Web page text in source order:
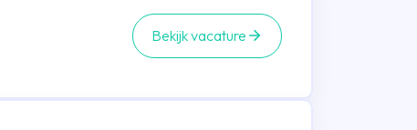
Bekijk vacature